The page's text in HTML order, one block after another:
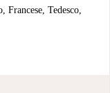
Francese, Tedesco,